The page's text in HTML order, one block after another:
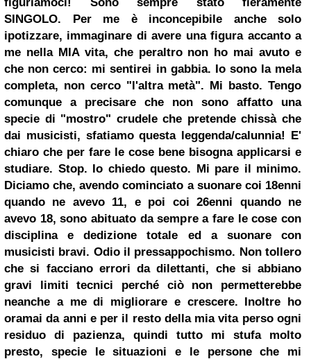
figuriamoci! Sono sempre stato fieramente
SINGOLO. Per me è inconcepibile anche solo
ipotizzare, immaginare di avere una figura accanto a
me nella MIA vita, che peraltro non ho mai avuto e
che non cerco: mi sentirei in gabbia. Io sono la mela
completa, non cerco "l'altra metà". Mi basto. Tengo
comunque a precisare che non sono affatto una
specie di "mostro" crudele che pretende chissà che
dai musicisti, sfatiamo questa leggenda/calunnia! E'
chiaro che per fare le cose bene bisogna applicarsi e
studiare. Stop. Io chiedo questo. Mi pare il minimo.
Diciamo che, avendo cominciato a suonare coi 18enni
quando ne avevo 11, e poi coi 26enni quando ne
avevo 18, sono abituato da sempre a fare le cose con
disciplina e dedizione totale ed a suonare con
musicisti bravi. Odio il pressappochismo. Non tollero
che si facciano errori da dilettanti, che si abbiano
gravi limiti tecnici perché ciò non permetterebbe
neanche a me di migliorare e crescere. Inoltre ho
oramai da anni e per il resto della mia vita perso ogni
residuo di pazienza, quindi tutto mi stufa molto
presto, specie le situazioni e le persone che mi